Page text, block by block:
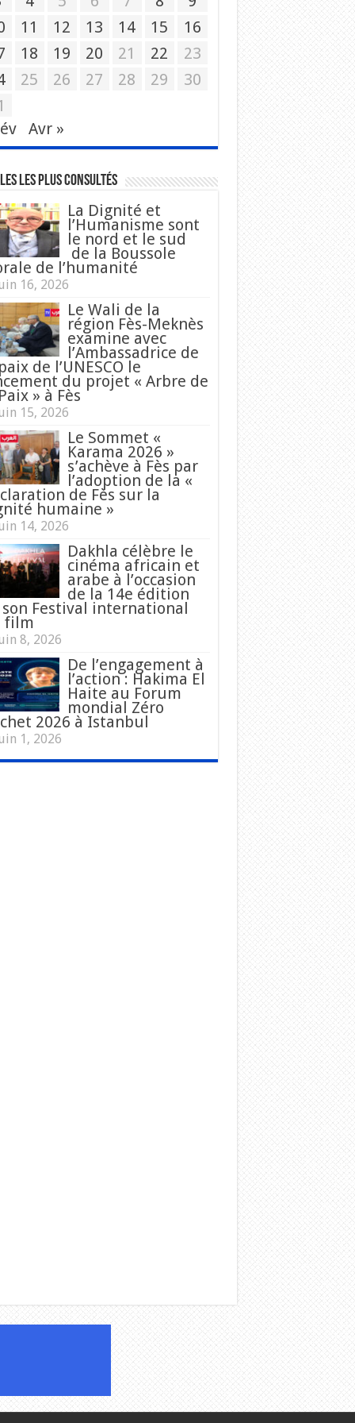
11 12 13 14 15
16
18 19 20 21 22
23
25 26 27 28 29
30
Avr »
les plus consultés
La Dignité et
l’Humanisme sont
le nord et le sud
de la Boussole
de l’humanité
16, 2026
Le Wali de la
région Fès-Meknès
examine avec
l’Ambassadrice de
de l’UNESCO le
du projet « Arbre de
» à Fès
15, 2026
Le Sommet «
Karama 2026 »
s’achève à Fès par
l’adoption de la «
de Fès sur la
humaine »
14, 2026
Dakhla célèbre le
cinéma africain et
arabe à l’occasion
de la 14e édition
son Festival international
film
8, 2026
De l’engagement à
l’action : Hakima El
Haite au Forum
mondial Zéro
2026 à Istanbul
1, 2026